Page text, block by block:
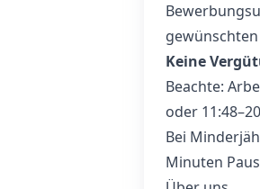
Keine
Beachte:
oder
Bei
Minuten